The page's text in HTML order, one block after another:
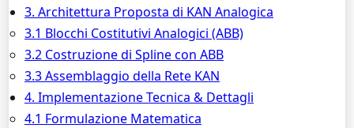
3. Architettura Proposta di KAN Analogica
3.1 Blocchi Costitutivi Analogici (ABB)
3.2 Costruzione di Spline con ABB
3.3 Assemblaggio della Rete KAN
4. Implementazione Tecnica & Dettagli
4.1 Formulazione Matematica